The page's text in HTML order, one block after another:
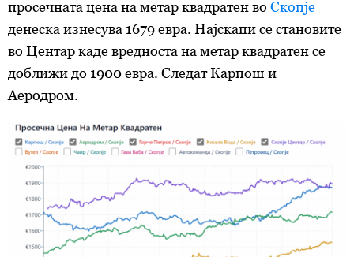
просечната цена на метар квадратен во Скопје
денеска изнесува 1679 евра. Најскапи се становите
во Центар каде вредноста на метар квадратен се
доближи до 1900 евра. Следат Карпош и
Аеродром.